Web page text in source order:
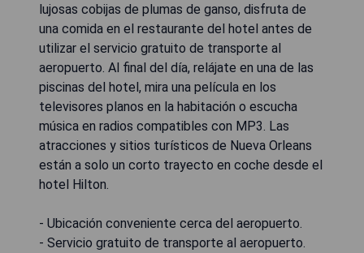
lujosas cobijas de plumas de ganso, disfruta de
una comida en el restaurante del hotel antes de
utilizar el servicio gratuito de transporte al
aeropuerto. Al final del día, relájate en una de las
piscinas del hotel, mira una película en los
televisores planos en la habitación o escucha
música en radios compatibles con MP3. Las
atracciones y sitios turísticos de Nueva Orleans
están a solo un corto trayecto en coche desde el
hotel Hilton.
- Ubicación conveniente cerca del aeropuerto.
- Servicio gratuito de transporte al aeropuerto.